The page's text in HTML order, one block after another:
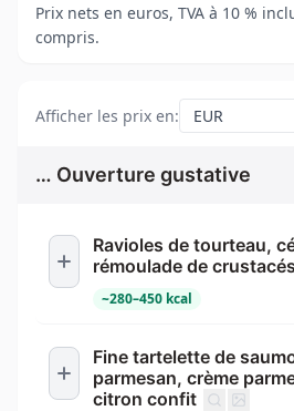
Prix nets en euros, TVA à 10 %
compris.
Afficher les prix en:
… Ouverture gustative
Ravioles de tourteau,
rémoulade de crustacés
~280–450 kcal
Fine tartelette de
parmesan, crème
citron confit